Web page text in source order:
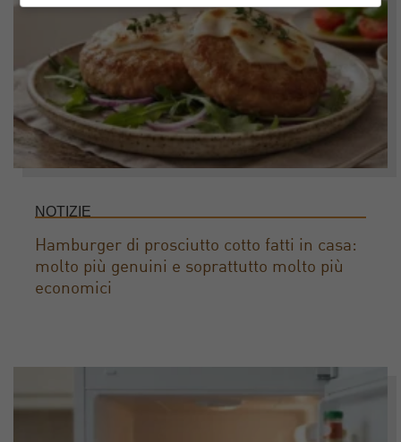
NOTIZIE
Hamburger di prosciutto cotto fatti in casa:
molto più genuini e soprattutto molto più
economici